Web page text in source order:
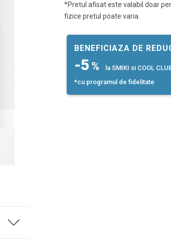
*Pretul afisat este valabil doar
fizice pretul poate varia.
BENEFICIAZA DE
-5 %
la SMIKI si COOL
*cu programul de fidelitate